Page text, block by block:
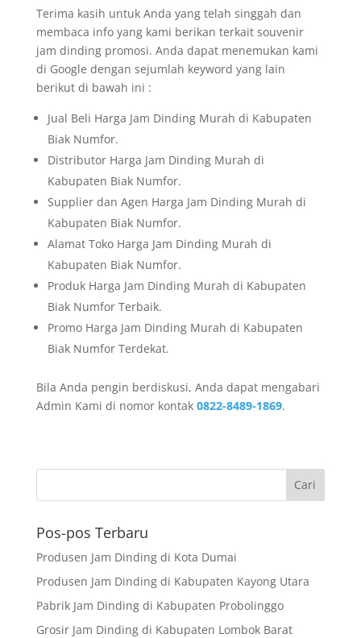
Terima kasih untuk Anda yang telah singgah dan
membaca info yang kami berikan terkait souvenir
jam dinding promosi. Anda dapat menemukan kami
di Google dengan sejumlah keyword yang lain
berikut di bawah ini :
Jual Beli Harga Jam Dinding Murah di Kabupaten
Biak Numfor.
Distributor Harga Jam Dinding Murah di
Kabupaten Biak Numfor.
Supplier dan Agen Harga Jam Dinding Murah di
Kabupaten Biak Numfor.
Alamat Toko Harga Jam Dinding Murah di
Kabupaten Biak Numfor.
Produk Harga Jam Dinding Murah di Kabupaten
Biak Numfor Terbaik.
Promo Harga Jam Dinding Murah di Kabupaten
Biak Numfor Terdekat.
Bila Anda pengin berdiskusi, Anda dapat mengabari
Admin Kami di nomor kontak 0822-8489-1869.
Pos-pos Terbaru
Produsen Jam Dinding di Kota Dumai
Produsen Jam Dinding di Kabupaten Kayong Utara
Pabrik Jam Dinding di Kabupaten Probolinggo
Grosir Jam Dinding di Kabupaten Lombok Barat